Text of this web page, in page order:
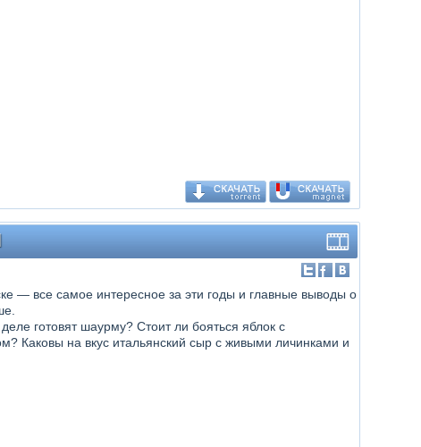
— все самое интересное за эти годы и главные выводы о
готовят шаурму? Стоит ли бояться яблок с
Каковы на вкус итальянский сыр с живыми личинками и